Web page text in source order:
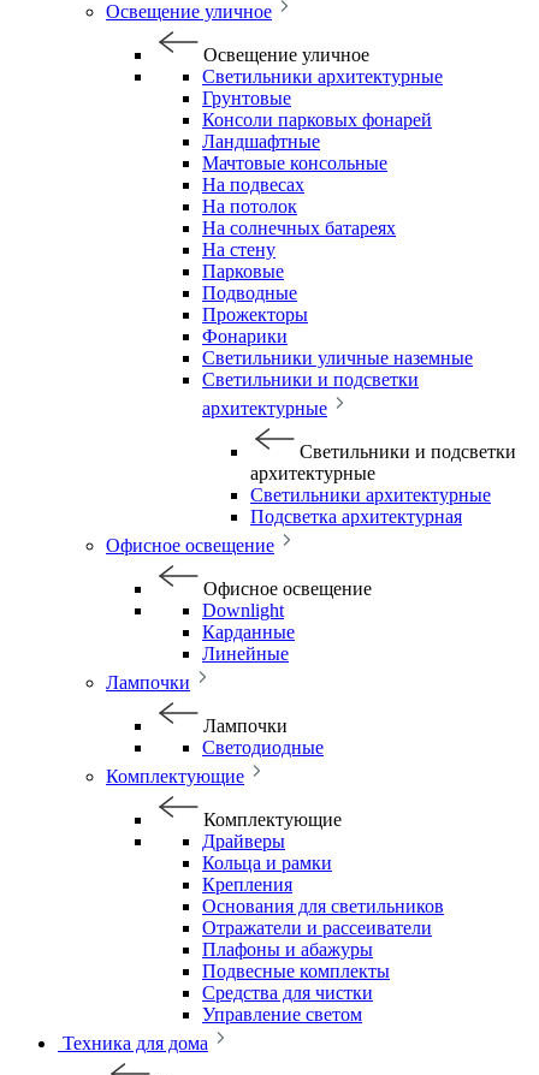
Освещение уличное
Освещение уличное
Светильники архитектурные
Грунтовые
Консоли парковых фонарей
Ландшафтные
Мачтовые консольные
На подвесах
На потолок
На солнечных батареях
На стену
Парковые
Подводные
Прожекторы
Фонарики
Светильники уличные наземные
Светильники и подсветки
архитектурные
Светильники и подсветки
архитектурные
Светильники архитектурные
Подсветка архитектурная
Офисное освещение
Офисное освещение
Downlight
Карданные
Линейные
Лампочки
Лампочки
Светодиодные
Комплектующие
Комплектующие
Драйверы
Кольца и рамки
Крепления
Основания для светильников
Отражатели и рассеиватели
Плафоны и абажуры
Подвесные комплекты
Средства для чистки
Управление светом
Техника для дома